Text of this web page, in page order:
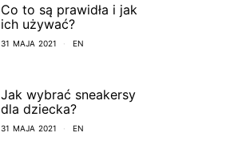
Co to są prawidła i jak
ich używać?
31 MAJA 2021 EN
Jak wybrać sneakersy
dla dziecka?
31 MAJA 2021 EN